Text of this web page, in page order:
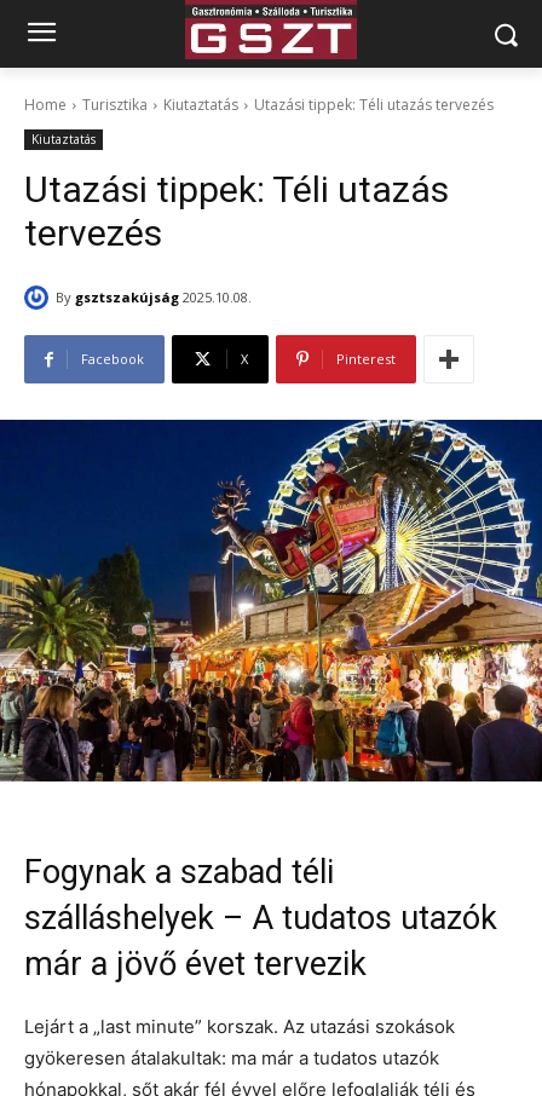
Home Turisztika Kiutaztatás Utazási tippek: Téli utazás tervezés
Kiutaztatás
Utazási tippek: Téli utazás
tervezés
By gsztszakújság 2025.10.08.
Facebook X Pinterest
Fogynak a szabad téli
szálláshelyek – A tudatos utazók
már a jövő évet tervezik
Lejárt a „last minute” korszak. Az utazási szokások
gyökeresen átalakultak: ma már a tudatos utazók
hónapokkal, sőt akár fél évvel előre lefoglalják téli és